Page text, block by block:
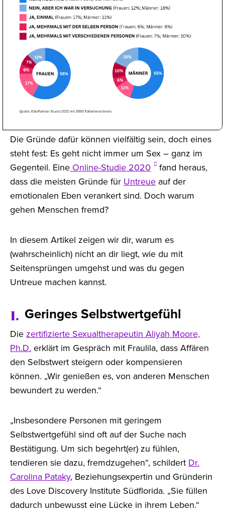
Die Gründe dafür können vielfältig sein, doch eines
steht fest: Es geht nicht immer um Sex – ganz im
Gegenteil. Eine Online-Studie 2020
fand heraus,
dass die meisten Gründe für Untreue auf der
emotionalen Eben verankert sind. Doch warum
gehen Menschen fremd?
In diesem Artikel zeigen wir dir, warum es
(wahrscheinlich) nicht an dir liegt, wie du mit
Seitensprüngen umgehst und was du gegen
Untreue machen kannst.
1. Geringes Selbstwertgefühl
Die zertifizierte Sexualtherapeutin Aliyah Moore,
Ph.D. erklärt im Gespräch mit Fraulila, dass Affären
den Selbstwert steigern oder kompensieren
können. „Wir genießen es, von anderen Menschen
bewundert zu werden.“
„Insbesondere Personen mit geringem
Selbstwertgefühl sind oft auf der Suche nach
Bestätigung. Um sich begehrt(er) zu fühlen,
tendieren sie dazu, fremdzugehen“, schildert Dr.
Carolina Pataky, Beziehungsexpertin und Gründerin
des Love Discovery Institute Südflorida. „Sie füllen
dadurch unbewusst eine Lücke in ihrem Leben.“